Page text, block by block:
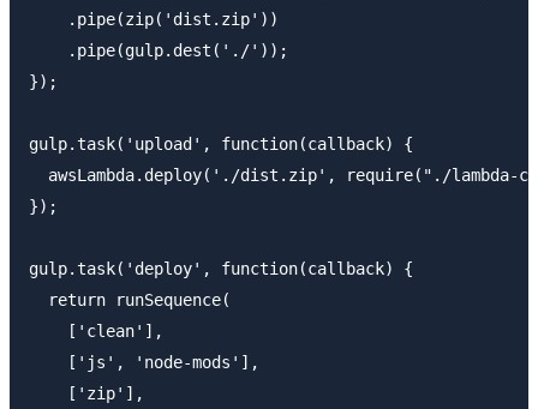
    .pipe(zip('dist.zip'))
    .pipe(gulp.dest('./'));
});
gulp.task('upload', function(callback) {
awsLambda.deploy('./dist.zip', require("./lambda-
});
gulp.task('deploy', function(callback) {
  return runSequence(
    ['clean'],
    ['js', 'node-mods'],
    ['zip'],